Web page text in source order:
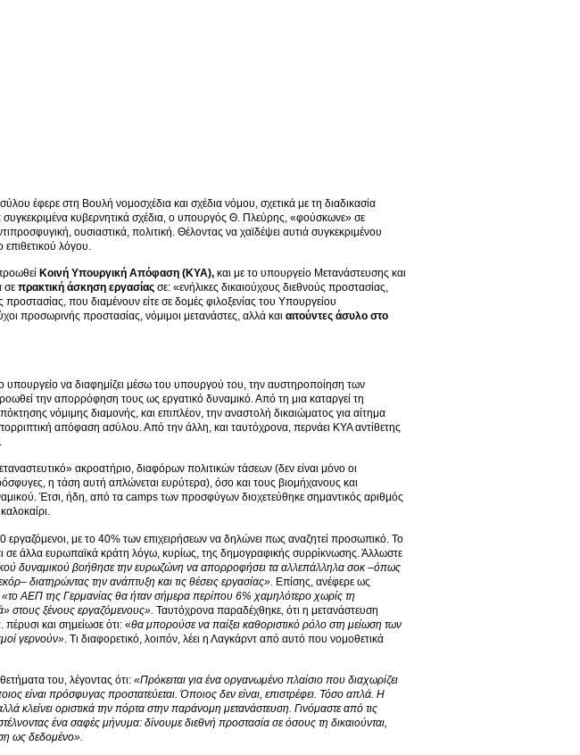
έφερε στη Βουλή νομοσχέδια και σχέδια νόμου, σχετικά με τη διαδικασία
κυβερνητικά σχέδια, ο υπουργός Θ. Πλεύρης, «φούσκωνε» σε
ουσιαστικά, πολιτική. Θέλοντας να χαϊδέψει αυτιά συγκεκριμένου
λόγου.
Κοινή Υπουργική Απόφαση (ΚΥΑ), και με το υπουργείο Μετανάστευσης και
σε πρακτική άσκηση εργασίας σε: «ενήλικες δικαιούχους διεθνούς προστασίας,
που διαμένουν είτε σε δομές φιλοξενίας του Υπουργείου
προσωρινής προστασίας, νόμιμοι μετανάστες, αλλά και αιτούντες άσυλο στο
να διαφημίζει μέσω του υπουργού του, την αυστηροποίηση των
την απορρόφηση τους ως εργατικό δυναμικό. Από τη μια καταργεί τη
νόμιμης διαμονής, και επιπλέον, την αναστολή δικαιώματος για αίτημα
απόφαση ασύλου. Από την άλλη, και ταυτόχρονα, περνάει ΚΥΑ αντίθετης
ακροατήριο, διαφόρων πολιτικών τάσεων (δεν είναι μόνο οι
η τάση αυτή απλώνεται ευρύτερα), όσο και τους βιομήχανους και
Έτσι, ήδη, από τα camps των προσφύγων διοχετεύθηκε σημαντικός αριθμός
με το 40% των επιχειρήσεων να δηλώνει πως αναζητεί προσωπικό. Το
σε άλλα ευρωπαϊκά κράτη λόγω, κυρίως, της δημογραφικής συρρίκνωσης. Άλλωστε
δυναμικού βοήθησε την ευρωζώνη να απορροφήσει τα αλλεπάλληλα σοκ –όπως
διατηρώντας την ανάπτυξη και τις θέσεις εργασίας». Επίσης, ανέφερε ως
«το ΑΕΠ της Γερμανίας θα ήταν σήμερα περίπου 6% χαμηλότερο χωρίς τη
στους ξένους εργαζόμενους». Ταυτόχρονα παραδέχθηκε, ότι η μετανάστευση
και σημείωσε ότι: «θα μπορούσε να παίξει καθοριστικό ρόλο στη μείωση των
γερνούν» . Τι διαφορετικό, λοιπόν, λέει η Λαγκάρντ από αυτό που νομοθετικά
του, λέγοντας ότι: «Πρόκειται για ένα οργανωμένο πλαίσιο που διαχωρίζει
είναι πρόσφυγας προστατεύεται. Όποιος δεν είναι, επιστρέφει. Τόσο απλά. Η
κλείνει οριστικά την πόρτα στην παράνομη μετανάστευση. Γινόμαστε από τις
ένα σαφές μήνυμα: δίνουμε διεθνή προστασία σε όσους τη δικαιούνται,
ως δεδομένο».